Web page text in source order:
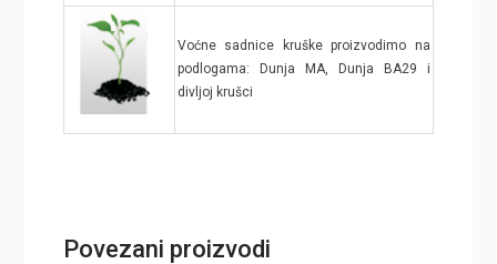
Voćne sadnice kruške proizvodimo na
podlogama: Dunja MA, Dunja BA29 i
divljoj krušci
Povezani proizvodi